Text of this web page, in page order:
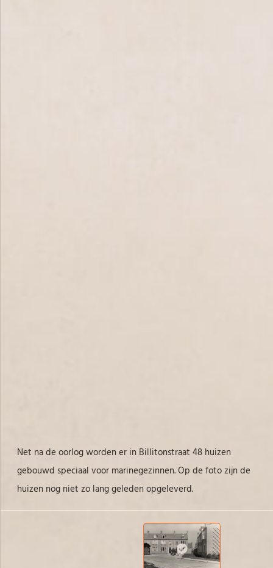
Net na de oorlog worden er in Billitonstraat 48 huizen
gebouwd speciaal voor marinegezinnen. Op de foto zijn de
huizen nog niet zo lang geleden opgeleverd.